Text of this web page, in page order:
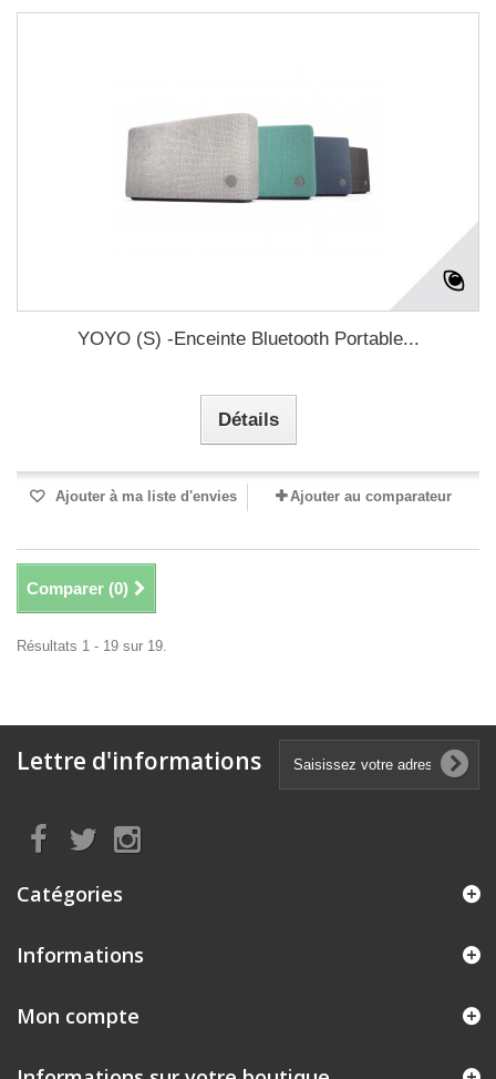
YOYO (S) -Enceinte Bluetooth Portable...
Détails
Ajouter à ma liste d'envies Ajouter au comparateur
Comparer (0)
Résultats 1 - 19 sur 19.
Lettre d'informations
Catégories
Informations
Mon compte